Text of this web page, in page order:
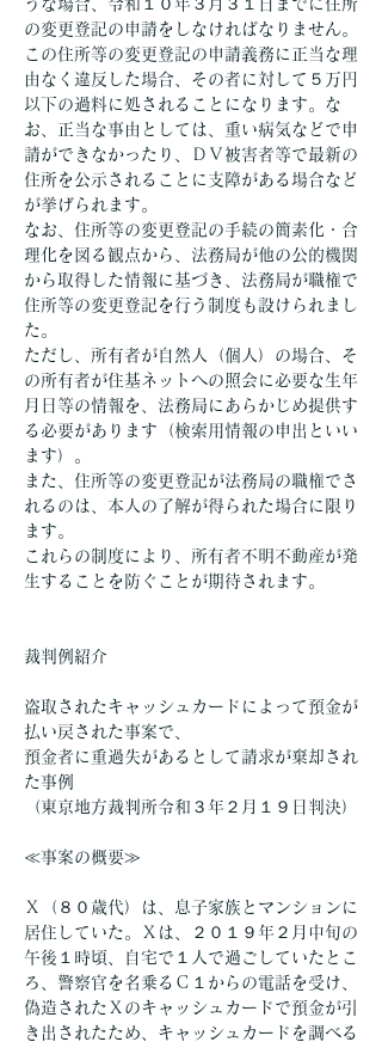
うな場合、令和１０年３月３１日までに住所
の変更登記の申請をしなければなりません。
この住所等の変更登記の申請義務に正当な理
由なく違反した場合、その者に対して５万円
以下の過料に処されることになります。な
お、正当な事由としては、重い病気などで申
請ができなかったり、ＤＶ被害者等で最新の
住所を公示されることに支障がある場合など
が挙げられます。
なお、住所等の変更登記の手続の簡素化・合
理化を図る観点から、法務局が他の公的機関
から取得した情報に基づき、法務局が職権で
住所等の変更登記を行う制度も設けられまし
た。
ただし、所有者が自然人（個人）の場合、そ
の所有者が住基ネットへの照会に必要な生年
月日等の情報を、法務局にあらかじめ提供す
る必要があります（検索用情報の申出といい
ます）。
また、住所等の変更登記が法務局の職権でさ
れるのは、本人の了解が得られた場合に限り
ます。
これらの制度により、所有者不明不動産が発
生することを防ぐことが期待されます。
裁判例紹介
盗取されたキャッシュカードによって預金が
払い戻された事案で、
預金者に重過失があるとして請求が棄却され
た事例
（東京地方裁判所令和３年２月１９日判決）
≪事案の概要≫
Ｘ（８０歳代）は、息子家族とマンションに
居住していた。Ｘは、２０１９年２月中旬の
午後１時頃、自宅で１人で過ごしていたとこ
ろ、警察官を名乗るＣ１からの電話を受け、
偽造されたＸのキャッシュカードで預金が引
き出されたため、キャッシュカードを調べる